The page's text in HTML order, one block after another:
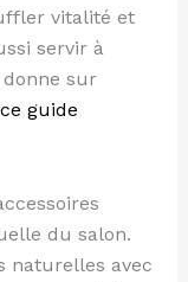
vitalité et
servir à
sur
ce guide
du salon.
naturelles avec